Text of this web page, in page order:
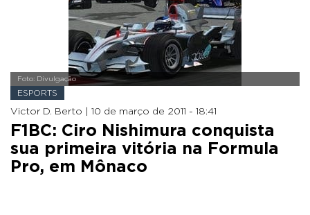
Foto: Divulgação
ESPORTS
Victor D. Berto | 10 de março de 2011 - 18:41
F1BC: Ciro Nishimura conquista
sua primeira vitória na Formula
Pro, em Mônaco